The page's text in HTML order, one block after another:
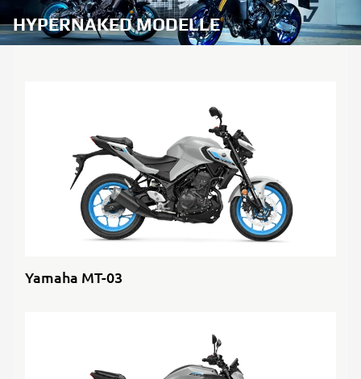
HYPERNAKED MODELLE
Yamaha MT-03